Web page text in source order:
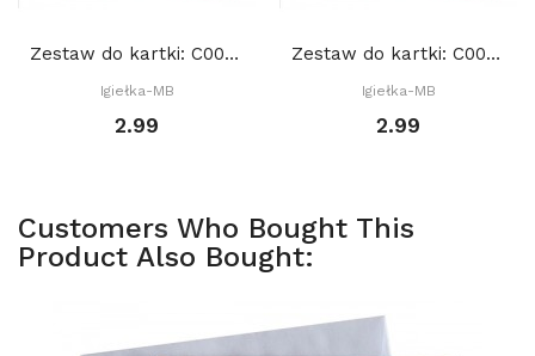
Zestaw do kartki: C003 S10c, Baza 15x15 cm: Różowa
Igiełka-MB
2.99
Zestaw do kartki: C003 S10c, Baza 15x15 cm:...
Igiełka-MB
2.99
Customers Who Bought This
Product Also Bought: